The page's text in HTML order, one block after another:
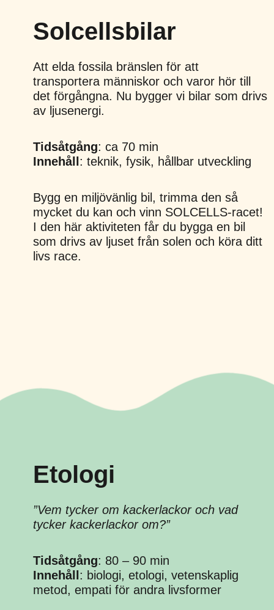
Solcellsbilar
Att elda fossila bränslen för att
transportera människor och varor hör till
det förgångna. Nu bygger vi bilar som drivs
av ljusenergi.
Tidsåtgång: ca 70 min
Innehåll : teknik, fysik, hållbar utveckling
Bygg en miljövänlig bil, trimma den så
mycket du kan och vinn SOLCELLS-racet!
I den här aktiviteten får du bygga en bil
som drivs av ljuset från solen och köra ditt
livs race.
Etologi
”Vem tycker om kackerlackor och vad
tycker kackerlackor om?”
Tidsåtgång: 80 – 90 min
Innehåll : biologi, etologi, vetenskaplig
metod, empati för andra livsformer